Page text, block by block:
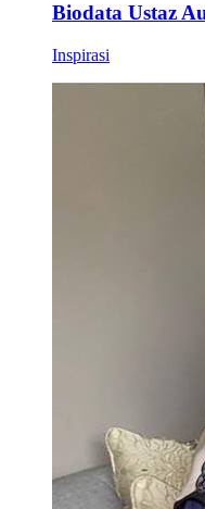
Biodata Ustaz
Inspirasi